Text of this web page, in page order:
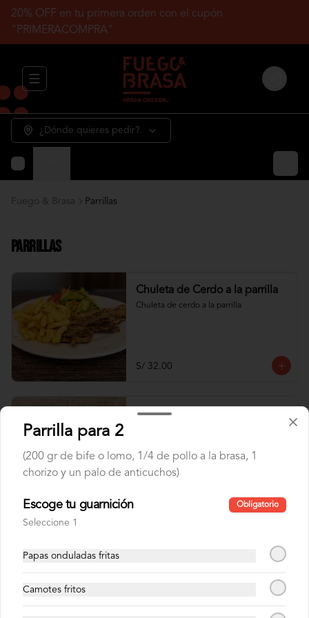
20% OFF en tu primera orden con el cupón
"PRIMERACOMPRA"
Abrir menu de navegación Login
¿Dónde quieres pedir?
Fuego & Brasa Parrillas
Parrillas
Chuleta de Cerdo a la parrilla
Chuleta de cerdo a la parrilla
S/ 32.00
Lomo de Res
Parrilla para 2
(200 gr de bife o lomo, 1/4 de pollo a la brasa, 1
chorizo y un palo de anticuchos)
Escoge tu guarnición Obligatorio
Seleccione 1
Papas onduladas fritas
Camotes fritos